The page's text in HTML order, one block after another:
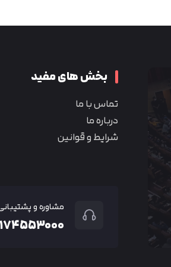
بخش های مفید
تماس با ما
درباره ما
شرایط و قوانین
مشاوره و